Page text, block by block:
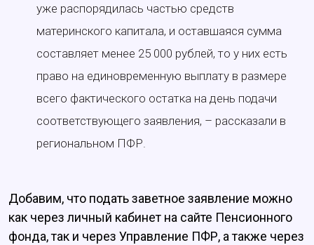
уже распорядилась частью средств
материнского капитала, и оставшаяся сумма
составляет менее 25 000 рублей, то у них есть
право на единовременную выплату в размере
всего фактического остатка на день подачи
соответствующего заявления, – рассказали в
региональном ПФР.
Добавим, что подать заветное заявление можно
как через личный кабинет на сайте Пенсионного
фонда, так и через Управление ПФР, а также через